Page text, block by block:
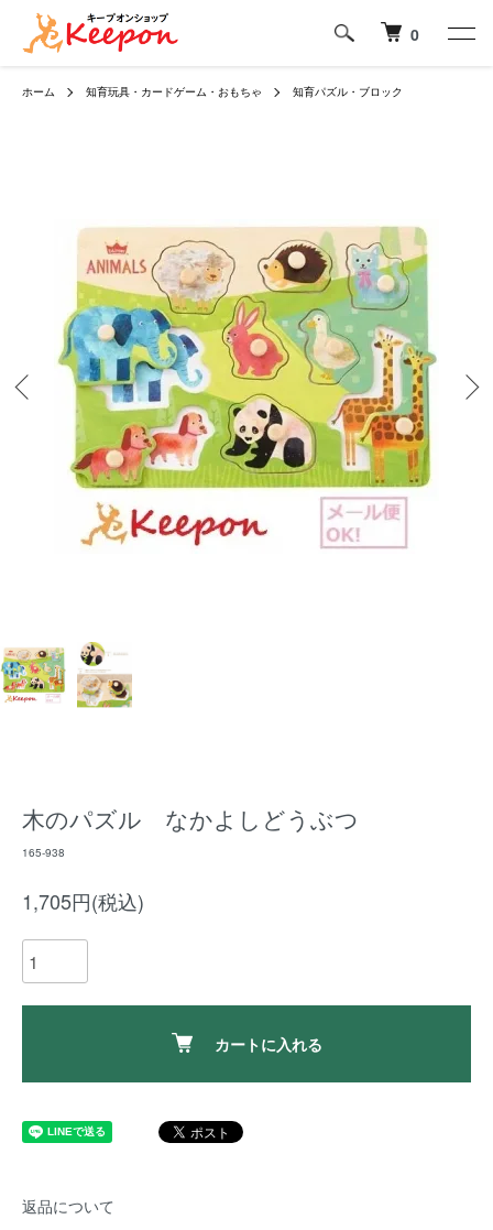
0
ホーム 知育玩具・カードゲーム・おもちゃ 知育パズル・ブロック
木のパズル なかよしどうぶつ
165-938
1,705円(税込)
カートに入れる
返品について